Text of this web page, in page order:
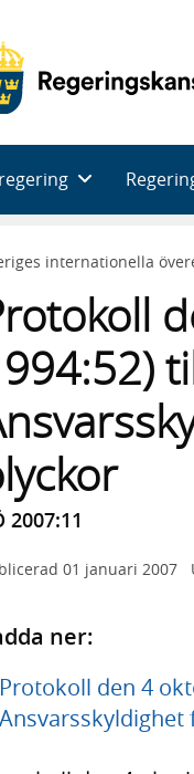
internationella
2007:11
01 januari 2007
ner:
Protokoll den 4